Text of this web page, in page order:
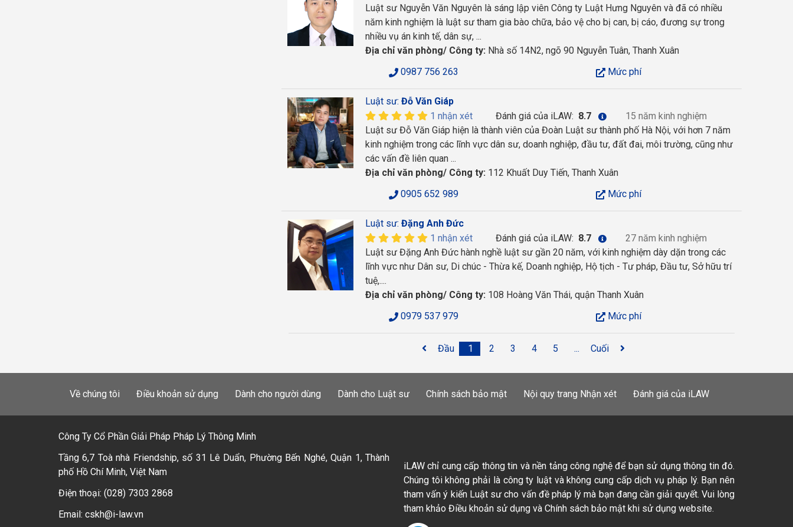
Luật sư Nguyễn Văn Nguyên là sáng lập viên Công ty Luật Hưng Nguyên và đã có nhiều
năm kinh nghiệm là luật sư tham gia bào chữa, bảo vệ cho bị can, bị cáo, đương sự trong
nhiều vụ án kinh tế, dân sự, ...
Địa chỉ văn phòng/ Công ty: Nhà số 14N2, ngõ 90 Nguyễn Tuân, Thanh Xuân
0987 756 263
Mức phí
Luật sư: Đỗ Văn Giáp
1 nhận xét
Đánh giá của iLAW: 8.7
15 năm kinh nghiệm
Luật sư Đỗ Văn Giáp hiện là thành viên của Đoàn Luật sư thành phố Hà Nội, với hơn 7 năm
kinh nghiệm trong các lĩnh vực dân sư, doanh nghiệp, đầu tư, đất đai, môi trường, cũng như
các vấn đề liên quan ...
Địa chỉ văn phòng/ Công ty: 112 Khuất Duy Tiến, Thanh Xuân
0905 652 989
Mức phí
Luật sư: Đặng Anh Đức
1 nhận xét
Đánh giá của iLAW: 8.7
27 năm kinh nghiệm
Luật sư Đặng Anh Đức hành nghề luật sư gần 20 năm, với kinh nghiệm dày dặn trong các
lĩnh vực như Dân sư, Di chúc - Thừa kế, Doanh nghiệp, Hộ tịch - Tư pháp, Đầu tư, Sở hữu trí
tuệ,....
Địa chỉ văn phòng/ Công ty: 108 Hoàng Văn Thái, quận Thanh Xuân
0979 537 979
Mức phí
Đầu 1 2 3 4 5 ... Cuối
Về chúng tôi Điều khoản sử dụng Dành cho người dùng Dành cho Luật sư Chính sách bảo mật Nội quy trang Nhận xét Đánh giá của iLAW
Công Ty Cổ Phần Giải Pháp Pháp Lý Thông Minh
Tầng 6,7 Toà nhà Friendship, số 31 Lê Duẩn, Phường Bến Nghé, Quận 1, Thành
phố Hồ Chí Minh, Việt Nam
Điện thoại: (028) 7303 2868
Email: cskh@i-law.vn
iLAW chỉ cung cấp thông tin và nền tảng công nghệ để bạn sử dụng thông tin đó.
Chúng tôi không phải là công ty luật và không cung cấp dịch vụ pháp lý. Bạn nên
tham vấn ý kiến Luật sư cho vấn đề pháp lý mà bạn đang cần giải quyết. Vui lòng
tham khảo Điều khoản sử dụng và Chính sách bảo mật khi sử dụng website.